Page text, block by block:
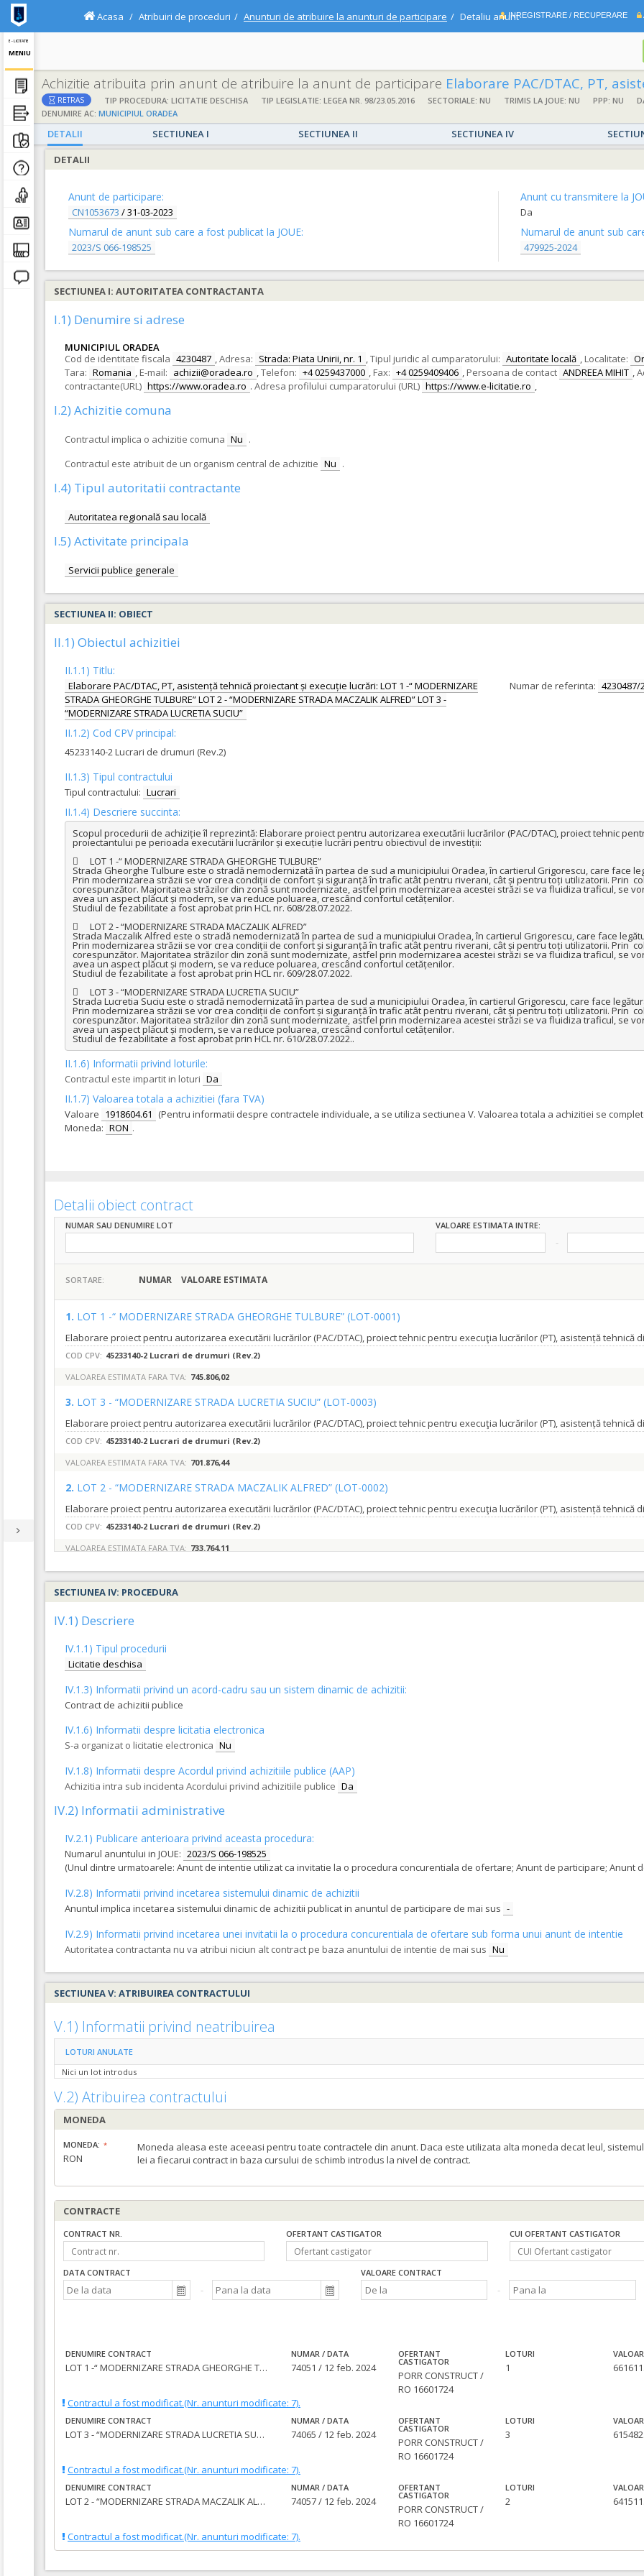
E - LICITATIE
MENIU
INREGISTRARE / RECUPERARE
Acasa Atribuiri de proceduri Anunturi de atribuire la anunturi de participare Detaliu anunt
Achizitie atribuita prin anunt de atribuire la anunt de participare Elaborare PAC/DTAC, PT, asistență tehnică proiectant și execuție lucrări: LOT 1 -“
RETRAS TIP PROCEDURA: LICITATIE DESCHISA TIP LEGISLATIE: LEGEA NR. 98/23.05.2016 SECTORIALE: NU TRIMIS LA JOUE: NU PPP: NU
DENUMIRE AC: MUNICIPIUL ORADEA
DETALII SECTIUNEA I SECTIUNEA II SECTIUNEA IV
DETALII
Anunt de participare:
CN1053673 /31-03-2023
Numarul de anunt sub care a fost publicat la JOUE:
2023/S 066-198525
Anunt cu transmitere la
Da
Numarul de anunt sub
479925-2024
SECTIUNEA I: AUTORITATEA CONTRACTANTA
I.1) Denumire si adrese
MUNICIPIUL ORADEA
Cod de identitate fiscala 4230487 ,Adresa: Strada: Piata Unirii, nr. 1 ,Tipul juridic al cumparatorului: Autoritate locală , Localitate:
Tara: Romania , E-mail: achizii@oradea.ro ,Telefon: +4 0259437000 , Fax: +4 0259409406 , Persoana de contact ANDREEA MIHIT ,
contractante(URL) https://www.oradea.ro . Adresa profilului cumparatorului (URL) https://www.e-licitatie.ro ,
I.2) Achizitie comuna
Contractul implica o achizitie comuna Nu .
Contractul este atribuit de un organism central de achizitie Nu .
I.4) Tipul autoritatii contractante
Autoritatea regională sau locală
I.5) Activitate principala
Servicii publice generale
SECTIUNEA II: OBIECT
II.1) Obiectul achizitiei
II.1.1) Titlu:
Elaborare PAC/DTAC, PT, asistență tehnică proiectant și execuție lucrări: LOT 1 -“ MODERNIZARE
STRADA GHEORGHE TULBURE” LOT 2 - “MODERNIZARE STRADA MACZALIK ALFRED” LOT 3 -
“MODERNIZARE STRADA LUCRETIA SUCIU”
Numar de referinta: 4230487/
II.1.2) Cod CPV principal:
45233140-2 Lucrari de drumuri (Rev.2)
II.1.3) Tipul contractului
Tipul contractului: Lucrari
II.1.4) Descriere succinta:
Scopul procedurii de achiziție îl reprezintă: Elaborare proiect pentru autorizarea executării lucrărilor (PAC/DTAC), proiect tehnic
proiectantului pe perioada executării lucrărilor și execuție lucrări pentru obiectivul de investiții:
	LOT 1 -“ MODERNIZARE STRADA GHEORGHE TULBURE”
Strada Gheorghe Tulbure este o stradă nemodernizată în partea de sud a municipiului Oradea, în cartierul Grigorescu, care face
Prin modernizarea străzii se vor crea condiții de confort și siguranță în trafic atât pentru riverani, cât și pentru toți utilizatorii. Prin
corespunzător. Majoritatea străzilor din zonă sunt modernizate, astfel prin modernizarea acestei străzi se va fluidiza traficul, se
avea un aspect plăcut și modern, se va reduce poluarea, crescând confortul cetățenilor.
Studiul de fezabilitate a fost aprobat prin HCL nr. 608/28.07.2022.
	LOT 2 - “MODERNIZARE STRADA MACZALIK ALFRED”
Strada Maczalik Alfred este o stradă nemodernizată în partea de sud a municipiului Oradea, în cartierul Grigorescu, care face
Prin modernizarea străzii se vor crea condiții de confort și siguranță în trafic atât pentru riverani, cât și pentru toți utilizatorii. Prin
corespunzător. Majoritatea străzilor din zonă sunt modernizate, astfel prin modernizarea acestei străzi se va fluidiza traficul, se
avea un aspect plăcut și modern, se va reduce poluarea, crescând confortul cetățenilor.
Studiul de fezabilitate a fost aprobat prin HCL nr. 609/28.07.2022.
	LOT 3 - “MODERNIZARE STRADA LUCRETIA SUCIU”
Strada Lucretia Suciu este o stradă nemodernizată în partea de sud a municipiului Oradea, în cartierul Grigorescu, care face
Prin modernizarea străzii se vor crea condiții de confort și siguranță în trafic atât pentru riverani, cât și pentru toți utilizatorii. Prin
corespunzător. Majoritatea străzilor din zonă sunt modernizate, astfel prin modernizarea acestei străzi se va fluidiza traficul, se
avea un aspect plăcut și modern, se va reduce poluarea, crescând confortul cetățenilor.
Studiul de fezabilitate a fost aprobat prin HCL nr. 610/28.07.2022..
II.1.6) Informatii privind loturile:
Contractul este impartit in loturi Da
II.1.7) Valoarea totala a achizitiei (fara TVA)
Valoare 1918604.61
(Pentru informatii despre contractele individuale, a se utiliza sectiunea V. Valoarea totala a achizitiei se
Moneda: RON .
Detalii obiect contract
NUMAR SAU DENUMIRE LOT VALOARE ESTIMATA INTRE:
SORTARE: NUMAR VALOARE ESTIMATA
1. LOT 1 -“ MODERNIZARE STRADA GHEORGHE TULBURE” (LOT-0001)
COD CPV: 45233140-2 Lucrari de drumuri (Rev.2)
VALOAREA ESTIMATA FARA TVA: 745.806,02
3. LOT 3 - “MODERNIZARE STRADA LUCRETIA SUCIU” (LOT-0003)
COD CPV: 45233140-2 Lucrari de drumuri (Rev.2)
VALOAREA ESTIMATA FARA TVA: 701.876,44
2. LOT 2 - “MODERNIZARE STRADA MACZALIK ALFRED” (LOT-0002)
COD CPV: 45233140-2 Lucrari de drumuri (Rev.2)
VALOAREA ESTIMATA FARA TVA: 733.764,11
SECTIUNEA IV: PROCEDURA
IV.1) Descriere
IV.1.1) Tipul procedurii
Licitatie deschisa
IV.1.3) Informatii privind un acord-cadru sau un sistem dinamic de achizitii:
Contract de achizitii publice
IV.1.6) Informatii despre licitatia electronica
S-a organizat o licitatie electronica Nu
IV.1.8) Informatii despre Acordul privind achizitiile publice (AAP)
Achizitia intra sub incidenta Acordului privind achizitiile publice Da
IV.2) Informatii administrative
IV.2.1) Publicare anterioara privind aceasta procedura:
Numarul anuntului in JOUE: 2023/S 066-198525
(Unul dintre urmatoarele: Anunt de intentie utilizat ca invitatie la o procedura concurentiala de ofertare; Anunt de participare; Anunt
IV.2.8) Informatii privind incetarea sistemului dinamic de achizitii
Anuntul implica incetarea sistemului dinamic de achizitii publicat in anuntul de participare de mai sus -
IV.2.9) Informatii privind incetarea unei invitatii la o procedura concurentiala de ofertare sub forma unui anunt de intentie
Autoritatea contractanta nu va atribui niciun alt contract pe baza anuntului de intentie de mai sus Nu
SECTIUNEA V: ATRIBUIREA CONTRACTULUI
V.1) Informatii privind neatribuirea
LOTURI ANULATE
Nici un lot introdus
V.2) Atribuirea contractului
MONEDA
MONEDA:
RON
Moneda aleasa este aceeasi pentru toate contractele din anunt. Daca este utilizata alta moneda decat leul,
lei a fiecarui contract in baza cursului de schimb introdus la nivel de contract.
CONTRACTE
CONTRACT NR. OFERTANT CASTIGATOR CUI OFERTANT CASTIGATOR
DATA CONTRACT VALOARE CONTRACT
DENUMIRE CONTRACT
LOT 1 -“ MODERNIZARE STRADA GHEORGHE TULBURE”
NUMAR / DATA
74051 / 12 feb. 2024
OFERTANT
CASTIGATOR
PORR CONSTRUCT /
RO 16601724
LOTURI
1
Contractul a fost modificat.(Nr. anunturi modificate: 7).
DENUMIRE CONTRACT
LOT 3 - “MODERNIZARE STRADA LUCRETIA SUCIU”
NUMAR / DATA
74065 / 12 feb. 2024
OFERTANT
CASTIGATOR
PORR CONSTRUCT /
RO 16601724
LOTURI
3
Contractul a fost modificat.(Nr. anunturi modificate: 7).
DENUMIRE CONTRACT
LOT 2 - “MODERNIZARE STRADA MACZALIK ALFRED”
NUMAR / DATA
74057 / 12 feb. 2024
OFERTANT
CASTIGATOR
PORR CONSTRUCT /
RO 16601724
LOTURI
2
Contractul a fost modificat.(Nr. anunturi modificate: 7).